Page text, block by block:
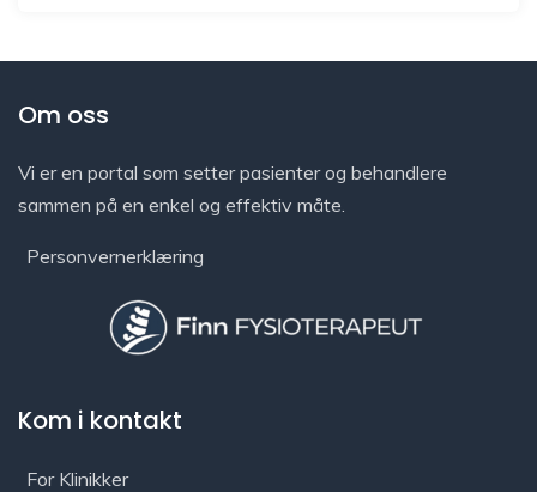
Om oss
Vi er en portal som setter pasienter og behandlere
sammen på en enkel og effektiv måte.
Personvernerklæring
Kom i kontakt
For Klinikker